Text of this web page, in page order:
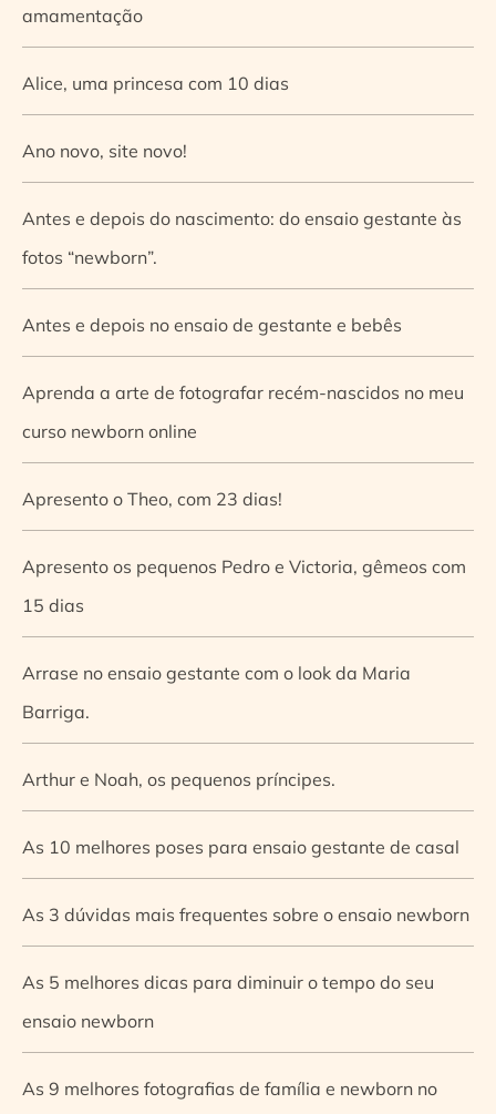
amamentação
Alice, uma princesa com 10 dias
Ano novo, site novo!
Antes e depois do nascimento: do ensaio gestante às
fotos “newborn”.
Antes e depois no ensaio de gestante e bebês
Aprenda a arte de fotografar recém-nascidos no meu
curso newborn online
Apresento o Theo, com 23 dias!
Apresento os pequenos Pedro e Victoria, gêmeos com
15 dias
Arrase no ensaio gestante com o look da Maria
Barriga.
Arthur e Noah, os pequenos príncipes.
As 10 melhores poses para ensaio gestante de casal
As 3 dúvidas mais frequentes sobre o ensaio newborn
As 5 melhores dicas para diminuir o tempo do seu
ensaio newborn
As 9 melhores fotografias de família e newborn no